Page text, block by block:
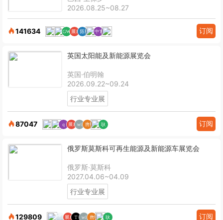
2026.08.25~08.27
141634 订阅
英国太阳能及新能源展览会
英国·伯明翰
2026.09.22~09.24
行业专业展
87047 订阅
俄罗斯莫斯科可再生能源及新能源车展览会
俄罗斯·莫斯科
2027.04.06~04.09
行业专业展
129809 订阅